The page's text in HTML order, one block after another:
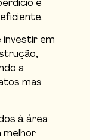
e
investir em
a
mas
à área
melhor